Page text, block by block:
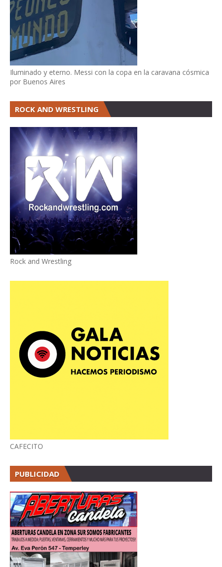
Iluminado y eterno. Messi con la copa en la caravana cósmica
por Buenos Aires
ROCK AND WRESTLING
Rock and Wrestling
CAFECITO
PUBLICIDAD